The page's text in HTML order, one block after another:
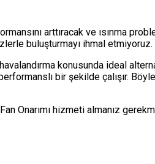
arttıracak ve ısınma
buluşturmayı ihmal etmiyoruz.
konusunda ideal
bir şekilde çalışır.
Onarımı hizmeti almanız